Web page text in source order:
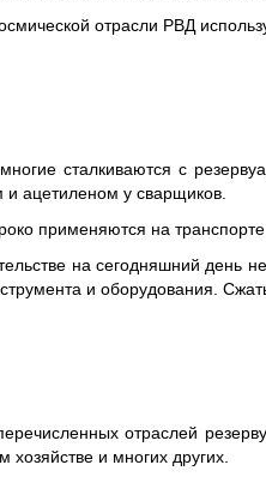
отрасли РВД
сталкиваются с
и ацетиленом у сварщиков.
применяются на
на сегодняшний день
и оборудования.
отраслей
хозяйстве и многих других.